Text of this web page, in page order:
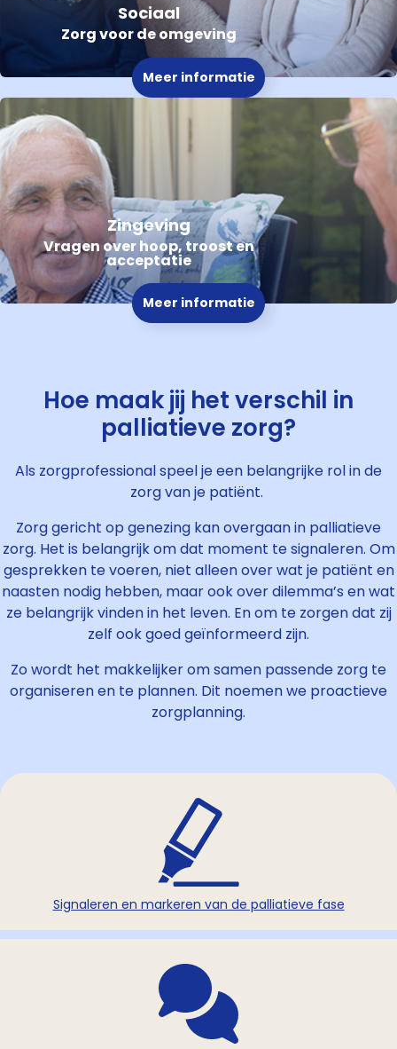
Sociaal
Zorg voor de omgeving
Meer informatie
Zingeving
Vragen over hoop, troost en
acceptatie
Meer informatie
Hoe maak jij het verschil in
palliatieve zorg?
Als zorgprofessional speel je een belangrijke rol in de
zorg van je patiënt.
Zorg gericht op genezing kan overgaan in palliatieve
zorg. Het is belangrijk om dat moment te signaleren. Om
gesprekken te voeren, niet alleen over wat je patiënt en
naasten nodig hebben, maar ook over dilemma’s en wat
ze belangrijk vinden in het leven. En om te zorgen dat zij
zelf ook goed geïnformeerd zijn.
Zo wordt het makkelijker om samen passende zorg te
organiseren en te plannen. Dit noemen we proactieve
zorgplanning.
Signaleren en markeren van de palliatieve fase